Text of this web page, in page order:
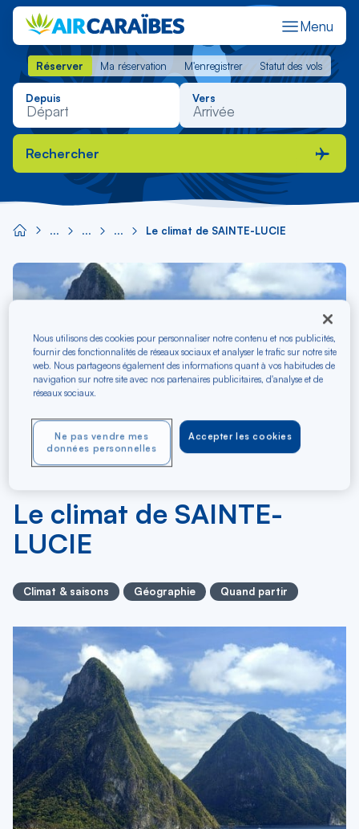
Menu
Réserver Ma réservation M'enregistrer Statut des vols
Réserver Ma réservation M'enregistrer Statut des vols
Depuis Vers
Rechercher
Le climat de SAINTE-LUCIE
Image
principale
Le climat de SAINTE-
LUCIE
Climat & saisons Géographie Quand partir
Nous utilisons des cookies pour personnaliser notre contenu et nos publicités,
fournir des fonctionnalités de réseaux sociaux et analyser le trafic sur notre site
web. Nous partageons également des informations quant à vos habitudes de
navigation sur notre site avec nos partenaires publicitaires, d'analyse et de
réseaux sociaux.
Accepter les cookies
Ne pas vendre mes
données personnelles